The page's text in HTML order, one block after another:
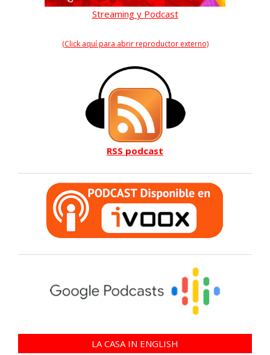
Streaming y Podcast
(Click aquí para abrir reproductor externo)
RSS podcast
LA CASA IN ENGLISH